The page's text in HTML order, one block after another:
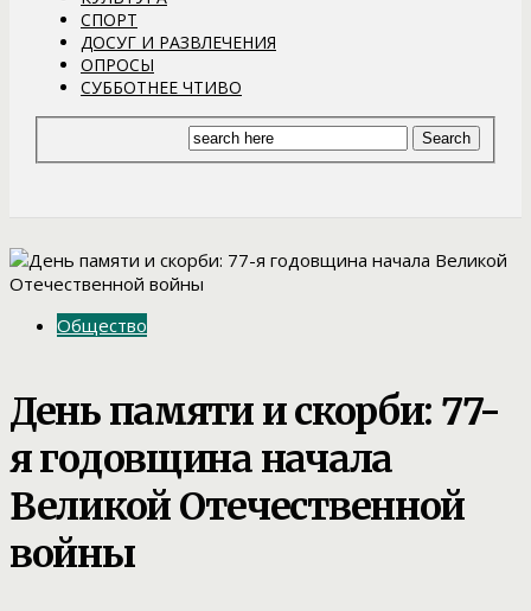
СПОРТ
ДОСУГ И РАЗВЛЕЧЕНИЯ
ОПРОСЫ
СУББОТНЕЕ ЧТИВО
Общество
День памяти и скорби: 77-
я годовщина начала
Великой Отечественной
войны